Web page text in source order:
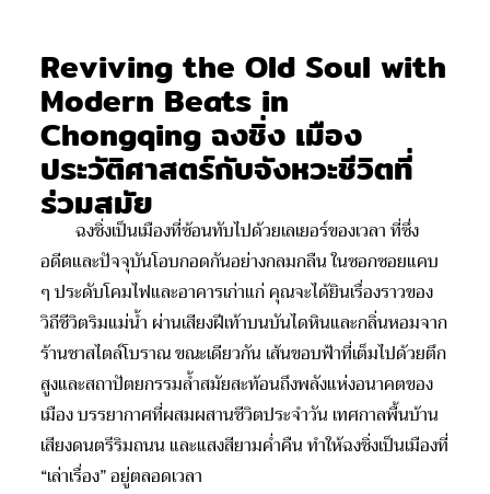
Reviving the Old Soul with
Modern Beats in
Chongqing ฉงชิ่ง เมือง
ประวัติศาสตร์กับจังหวะชีวิตที่
ร่วมสมัย
ฉงชิ่งเป็นเมืองที่ซ้อนทับไปด้วยเลเยอร์ของเวลา ที่ซึ่ง
อดีตและปัจจุบันโอบกอดกันอย่างกลมกลืน ในซอกซอยแคบ
ๆ ประดับโคมไฟและอาคารเก่าแก่ คุณจะได้ยินเรื่องราวของ
วิถีชีวิตริมแม่น้ำ ผ่านเสียงฝีเท้าบนบันไดหินและกลิ่นหอมจาก
ร้านชาสไตล์โบราณ ขณะเดียวกัน เส้นขอบฟ้าที่เต็มไปด้วยตึก
สูงและสถาปัตยกรรมล้ำสมัยสะท้อนถึงพลังแห่งอนาคตของ
เมือง บรรยากาศที่ผสมผสานชีวิตประจำวัน เทศกาลพื้นบ้าน
เสียงดนตรีริมถนน และแสงสียามค่ำคืน ทำให้ฉงชิ่งเป็นเมืองที่
“เล่าเรื่อง” อยู่ตลอดเวลา